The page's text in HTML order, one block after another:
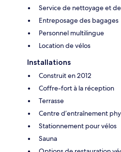
Service de nettoyage et
Entreposage des bagages
Personnel multilingue
Location de vélos
Installations
Construit en 2012
Coffre-fort à la réception
Terrasse
Centre d’entraînement
Stationnement pour vélos
Sauna